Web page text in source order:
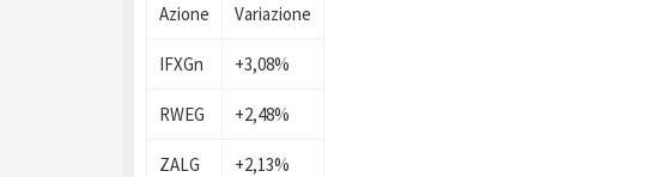
Azione Variazione
IFXGn +3,08%
RWEG +2,48%
ZALG +2,13%